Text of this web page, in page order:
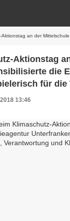
sensibilisierte die Energieagentur Unterfranken spielerisch
Aktionstag
die
für die
13:46